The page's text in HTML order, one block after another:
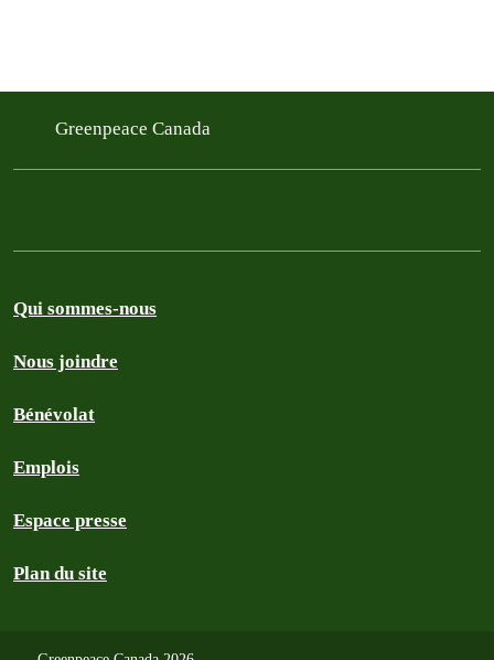
Greenpeace Canada
Qui sommes-nous
Nous joindre
Bénévolat
Emplois
Espace presse
Plan du site